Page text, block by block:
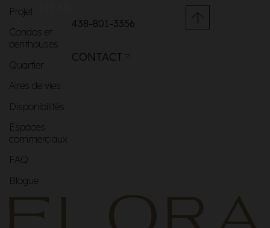
Projet
Condos et
penthouses
Quartier
Aires de vies
Disponibilités
Espaces
commerciaux
FAQ
Blogue
438-801-3356
CONTACT